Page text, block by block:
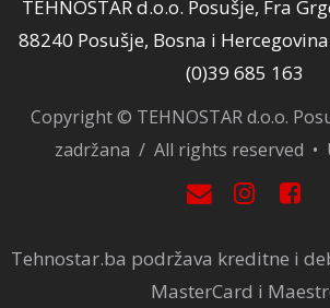
TEHNOSTAR d.o.o. Posušje, Fra
88240 Posušje, Bosna i
(0)39 685 163
Copyright © TEHNOSTAR d.o.o.
zadržana / All rights reserved •
Tehnostar.ba podržava kreditne i
MasterCard i